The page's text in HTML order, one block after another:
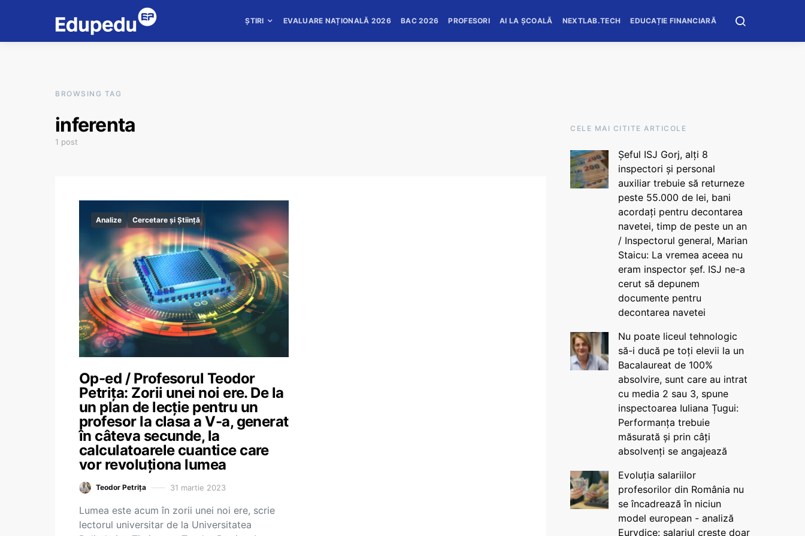
ȘTIRI EVALUARE NAȚIONALĂ 2026 BAC 2026 PROFESORI AI LA ȘCOALĂ NEXTLAB.TECH EDUCAȚIE FINANCIARĂ
BROWSING TAG
inferenta
1 post
Analize Cercetare și Știință
Op-ed / Profesorul Teodor
Petrița: Zorii unei noi ere. De la
un plan de lecție pentru un
profesor la clasa a V-a, generat
în câteva secunde, la
calculatoarele cuantice care
vor revoluționa lumea
Teodor Petrița 31 martie 2023
Lumea este acum în zorii unei noi ere, scrie
lectorul universitar de la Universitatea
CELE MAI CITITE ARTICOLE
Șeful ISJ Gorj, alți 8
inspectori și personal
auxiliar trebuie să returneze
peste 55.000 de lei, bani
acordați pentru decontarea
navetei, timp de peste un an
/ Inspectorul general, Marian
Staicu: La vremea aceea nu
eram inspector șef. ISJ ne-a
cerut să depunem
documente pentru
decontarea navetei
Nu poate liceul tehnologic
să-i ducă pe toți elevii la un
Bacalaureat de 100%
absolvire, sunt care au intrat
cu media 2 sau 3, spune
inspectoarea Iuliana Țugui:
Performanța trebuie
măsurată și prin câți
absolvenți se angajează
Evoluția salariilor
profesorilor din România nu
se încadrează în niciun
model european - analiză
Eurydice: salariul crește doar